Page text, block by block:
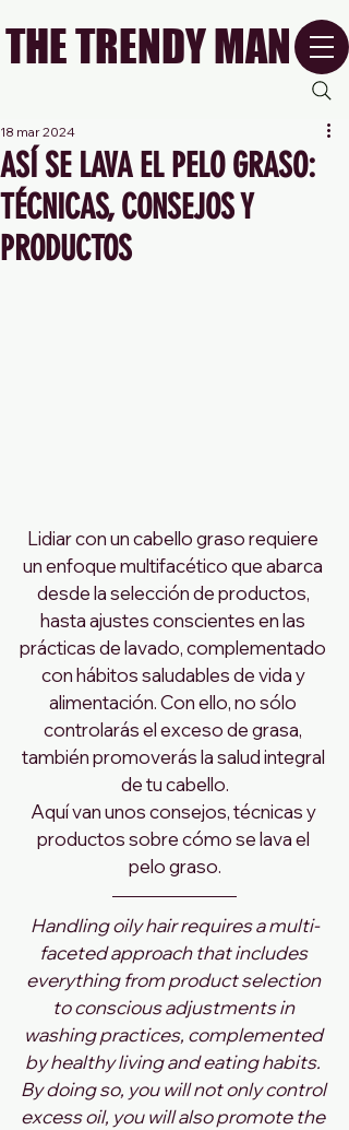
THE TRENDY MAN
ASÍ SE LAVA EL PELO GRASO:
TÉCNICAS, CONSEJOS Y
PRODUCTOS
18 mar 2024
Lidiar con un cabello graso requiere
un enfoque multifacético que abarca
desde la selección de productos,
hasta ajustes conscientes en las
prácticas de lavado, complementado
con hábitos saludables de vida y
alimentación. Con ello, no sólo
controlarás el exceso de grasa,
también promoverás la salud integral
de tu cabello.
Aquí van unos consejos, técnicas y
productos sobre cómo se lava el
pelo graso.
Handling oily hair requires a multi-
faceted approach that includes
everything from product selection
to conscious adjustments in
washing practices, complemented
by healthy living and eating habits.
By doing so, you will not only control
excess oil, you will also promote the